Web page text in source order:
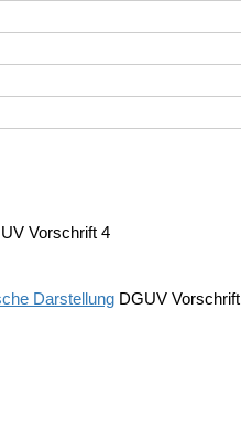
Vorschrift 4
DarstellungDGUV Vorschrift